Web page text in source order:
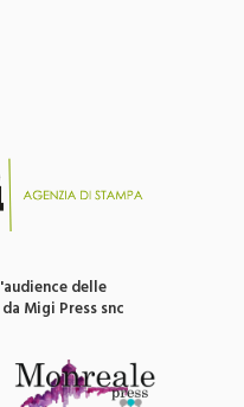
delle